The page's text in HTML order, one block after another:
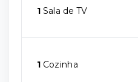
1 Sala de TV
1 Cozinha